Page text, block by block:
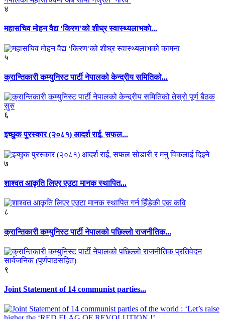
४
महासचिव मोहन वैद्य ‘किरण’को शीघ्र स्वास्थ्यलाभको...
५
क्रान्तिकारी कम्युनिस्ट पार्टी नेपालको केन्द्रीय समितिको...
६
इच्छुक पुरस्कार (२०८१) आदर्श राई, सफल...
७
शाश्वत आकृति लिएर एउटा मानक स्थापित...
८
क्रान्तिकारी कम्युनिस्ट पार्टी नेपालको पछिल्लो राजनीतिक...
९
Joint Statement of 14 communist parties...